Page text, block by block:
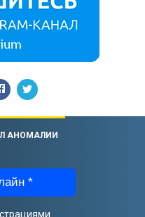
АНОМАЛИИ
*